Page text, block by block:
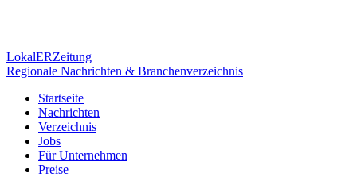
LokalERZeitung
Regionale Nachrichten & Branchenverzeichnis
Startseite
Nachrichten
Verzeichnis
Jobs
Für Unternehmen
Preise